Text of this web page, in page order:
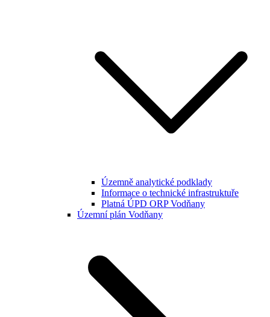
Územně analytické podklady
Informace o technické infrastruktuře
Platná ÚPD ORP Vodňany
Územní plán Vodňany